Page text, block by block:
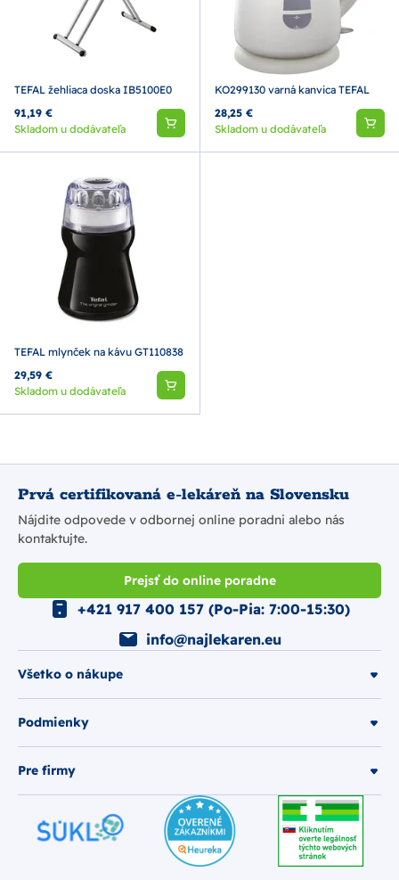
TEFAL žehliaca doska IB5100E0
91,19 €
Skladom u dodávateľa
KO299130 varná kanvica TEFAL
28,25 €
Skladom u dodávateľa
TEFAL mlynček na kávu GT110838
29,59 €
Skladom u dodávateľa
Prvá certifikovaná e-lekáreň na Slovensku
Nájdite odpovede v odbornej online poradni alebo nás
kontaktujte.
Prejsť do online poradne
Všetko o nákupe
Podmienky
Pre firmy
+421 917 400 157 (Po-Pia: 7:00-15:30)
info@najlekaren.eu